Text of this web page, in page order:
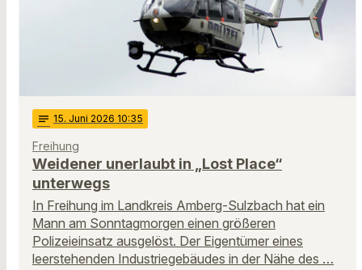
notes 15. Juni 2026 10:35
Freihung
Weidener unerlaubt in „Lost Place“
unterwegs
In Freihung im Landkreis Amberg-Sulzbach hat ein
Mann am Sonntagmorgen einen größeren
Polizeieinsatz ausgelöst. Der Eigentümer eines
leerstehenden Industriegebäudes in der Nähe des …